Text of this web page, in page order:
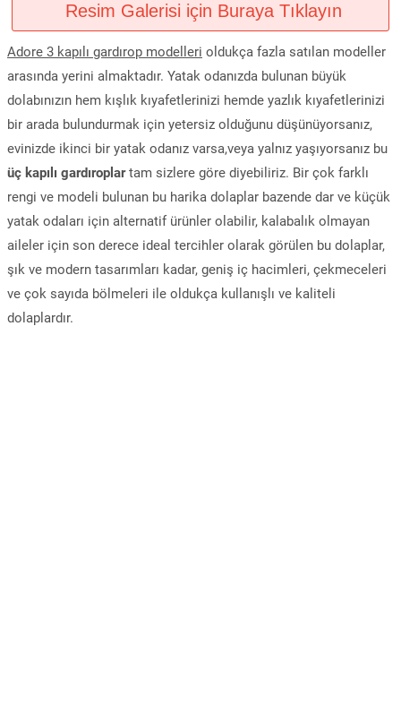
Resim Galerisi için Buraya Tıklayın
Adore 3 kapılı gardırop modelleri oldukça fazla satılan modeller
arasında yerini almaktadır. Yatak odanızda bulunan büyük
dolabınızın hem kışlık kıyafetlerinizi hemde yazlık kıyafetlerinizi
bir arada bulundurmak için yetersiz olduğunu düşünüyorsanız,
evinizde ikinci bir yatak odanız varsa,veya yalnız yaşıyorsanız bu
üç kapılı gardıroplartam sizlere göre diyebiliriz. Bir çok farklı
rengi ve modeli bulunan bu harika dolaplar bazende dar ve küçük
yatak odaları için alternatif ürünler olabilir, kalabalık olmayan
aileler için son derece ideal tercihler olarak görülen bu dolaplar,
şık ve modern tasarımları kadar, geniş iç hacimleri, çekmeceleri
ve çok sayıda bölmeleri ile oldukça kullanışlı ve kaliteli
dolaplardır.